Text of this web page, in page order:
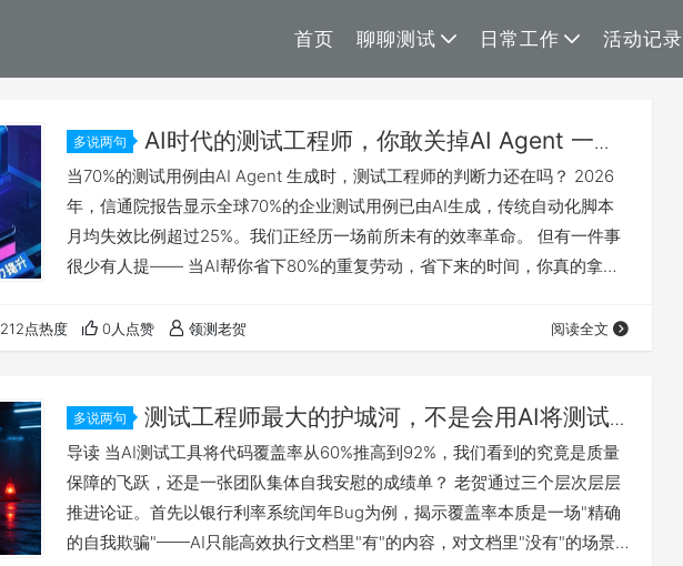
首页 聊聊测试 日常工作 活动记录
多说两句
AI时代的测试工程师，你敢关掉AI Agent 一小
时吗？
当70%的测试用例由AI Agent 生成时，测试工程师的判断力还在吗？ 2026
年，信通院报告显示全球70%的企业测试用例已由AI生成，传统自动化脚本
月均失效比例超过25%。我们正经历一场前所未有的效率革命。 但有一件事
很少有人提—— 当AI帮你省下80%的重复劳动，省下来的时间，你真的拿去
AI生成的报告"一键转发"的缝隙里？ 老贺这篇文章讲的，就是一个测试人在
效率狂飙中，差点弄丢判断力的故事。 那个被AI报告打了脸的周一早晨 数据
212点热度 0人点赞 领测老贺 阅读全文
多说两句
测试工程师最大的护城河，不是会用AI将测试
覆盖率飙到92%，而是敢问那句"文档没写的测试了
吗"？
导读 当AI测试工具将代码覆盖率从60%推高到92%，我们看到的究竟是质量
保障的飞跃，还是一张团队集体自我安慰的成绩单？ 老贺通过三个层次层层
推进论证。首先以银行利率系统闰年Bug为例，揭示覆盖率本质是一场"精确
的自我欺骗"——AI只能高效执行文档里"有"的内容，对文档里"没有"的场景